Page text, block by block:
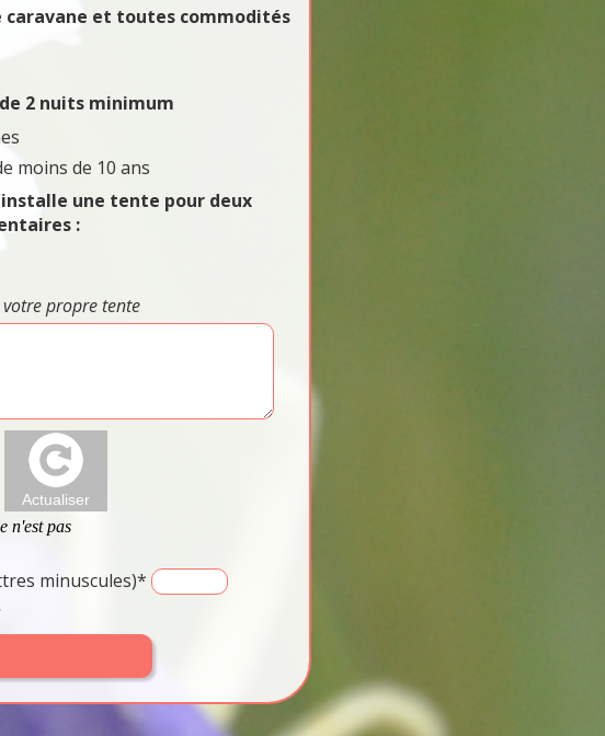
caravane et toutes commodités
2 nuits minimum
moins de 10 ans
une tente pour deux
:
votre propre tente
minuscules)*